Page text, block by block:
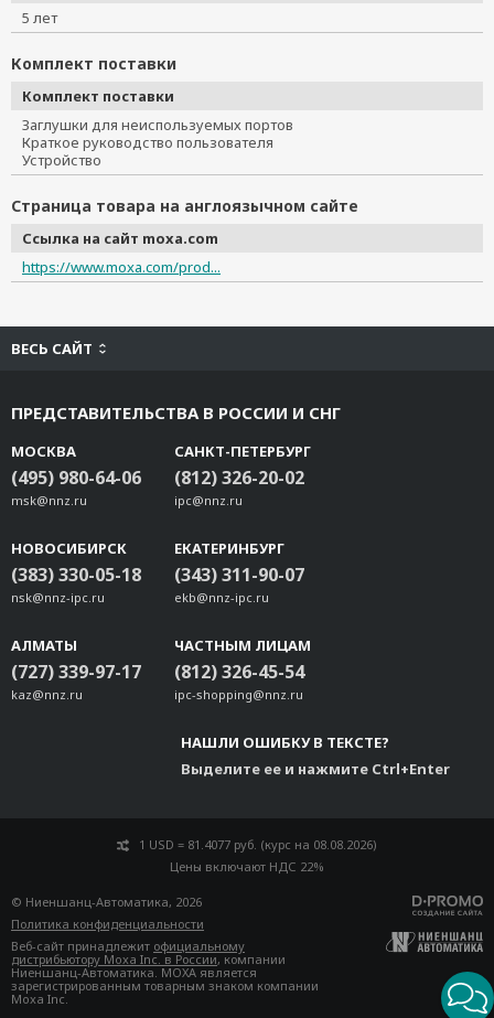
5 лет
Комплект поставки
Комплект поставки
Заглушки для неиспользуемых портов
Краткое руководство пользователя
Устройство
Страница товара на англоязычном сайте
Ссылка на сайт moxa.com
https://www.moxa.com/prod...
ВЕСЬ САЙТ
ПРЕДСТАВИТЕЛЬСТВА В РОССИИ И СНГ
МОСКВА
(495) 980-64-06
msk@nnz.ru
САНКТ-ПЕТЕРБУРГ
(812) 326-20-02
ipc@nnz.ru
НОВОСИБИРСК
(383) 330-05-18
nsk@nnz-ipc.ru
ЕКАТЕРИНБУРГ
(343) 311-90-07
ekb@nnz-ipc.ru
АЛМАТЫ
(727) 339-97-17
kaz@nnz.ru
ЧАСТНЫМ ЛИЦАМ
(812) 326-45-54
ipc-shopping@nnz.ru
НАШЛИ ОШИБКУ В ТЕКСТЕ?
Выделите ее и нажмите Ctrl+Enter
1 USD = 81.4077 руб. (курс на 08.08.2026)
Цены включают НДС 22%
© Ниеншанц-Автоматика, 2026
Политика конфиденциальности
Веб-сайт принадлежит официальному
дистрибьютору Moxa Inc. в России, компании
Ниеншанц-Автоматика. MOXA является
зарегистрированным товарным знаком компании
Moxa Inc.